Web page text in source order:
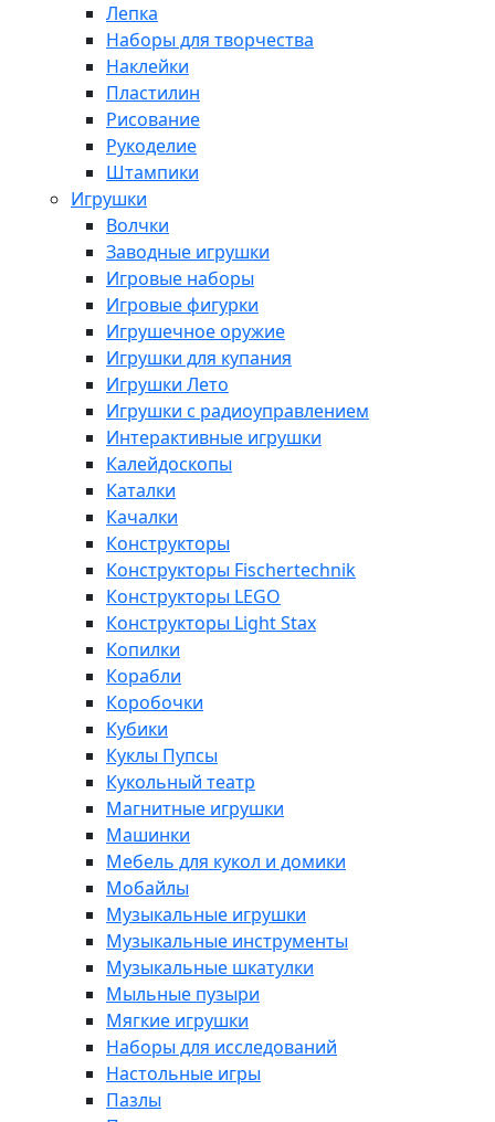
Лепка
Наборы для творчества
Наклейки
Пластилин
Рисование
Рукоделие
Штампики
Игрушки
Волчки
Заводные игрушки
Игровые наборы
Игровые фигурки
Игрушечное оружие
Игрушки для купания
Игрушки Лето
Игрушки с радиоуправлением
Интерактивные игрушки
Калейдоскопы
Каталки
Качалки
Конструкторы
Конструкторы Fisсhertechnik
Конструкторы LEGO
Конструкторы Light Stax
Копилки
Корабли
Коробочки
Кубики
Куклы Пупсы
Кукольный театр
Магнитные игрушки
Машинки
Мебель для кукол и домики
Мобайлы
Музыкальные игрушки
Музыкальные инструменты
Музыкальные шкатулки
Мыльные пузыри
Мягкие игрушки
Наборы для исследований
Настольные игры
Пазлы